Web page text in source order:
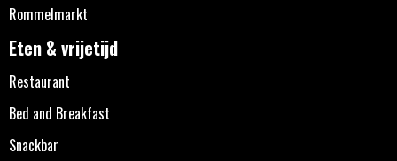
Rommelmarkt
Eten & vrijetijd
Restaurant
Bed and Breakfast
Snackbar